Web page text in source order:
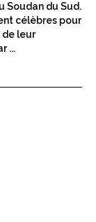
Soudan du Sud.
célèbres pour
de leur
...